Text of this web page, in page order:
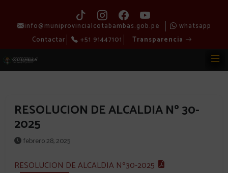
info@muniprovincialcotabambas.gob.pe
whatsapp
Contactar
+51 91447101 Transparencia
RESOLUCION DE ALCALDIA Nº 30-
2025
febrero 28, 2025
RESOLUCION DE ALCALDIA Nº30-2025